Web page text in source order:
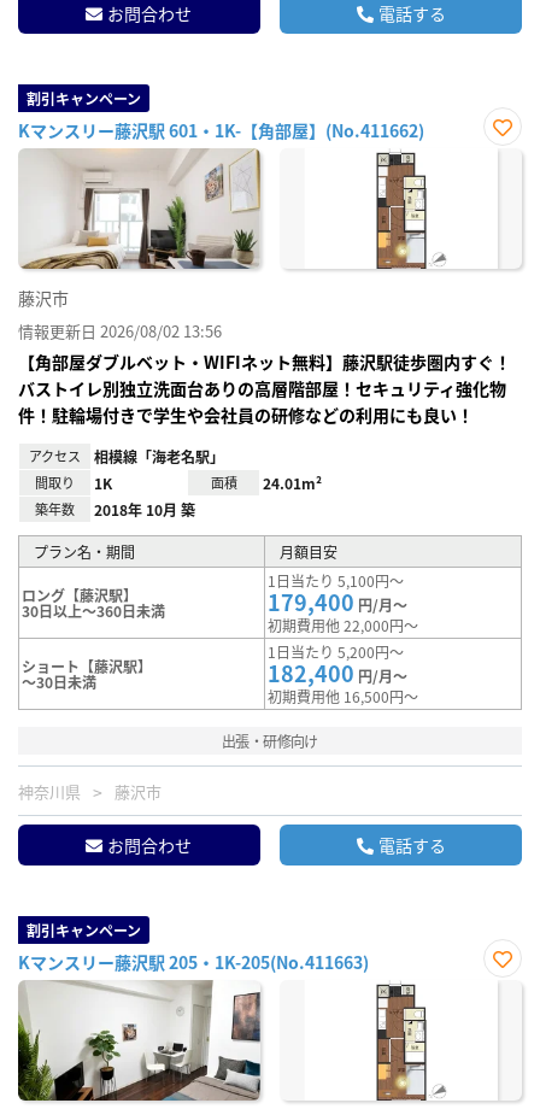
お問合わせ 電話する
割引キャンペーン
Kマンスリー藤沢駅 601・1K-【角部屋】(No.411662)
お気
藤沢市
情報更新日 2026/08/02 13:56
【角部屋ダブルベット・WIFIネット無料】藤沢駅徒歩圏内すぐ！
バストイレ別独立洗面台ありの高層階部屋！セキュリティ強化物
件！駐輪場付きで学生や会社員の研修などの利用にも良い！
アクセス 相模線「海老名駅」
間取り 1K 面積 24.01m²
築年数 2018年 10月 築
プラン名・期間 月額目安
ロング【藤沢駅】
30日以上～360日未満
1日当たり 5,100円～
179,400 円/月～
初期費用他 22,000円～
ショート【藤沢駅】
～30日未満
1日当たり 5,200円～
182,400 円/月～
初期費用他 16,500円～
出張・研修向け
神奈川県 藤沢市
お問合わせ 電話する
割引キャンペーン
Kマンスリー藤沢駅 205・1K-205(No.411663)
お気